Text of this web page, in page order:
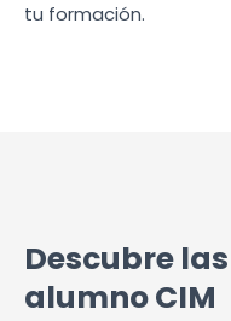
tu formación.
Descubre las
alumno CIM